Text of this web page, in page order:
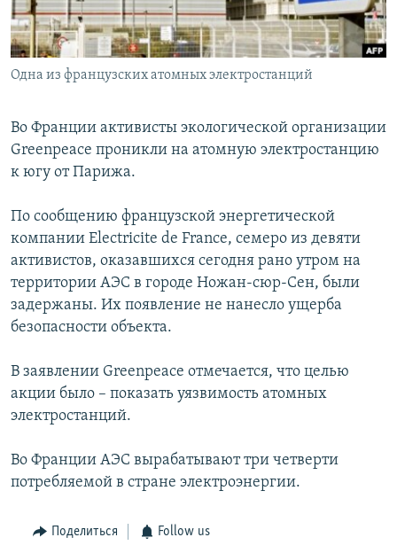
Հայերեն
English
Все сайты Радио Азатутюн
Одна из французских атомных электростанций
Во Франции активисты экологической организации
Greenpeace проникли на атомную электростанцию
к югу от Парижа.
По сообщению французской энергетической
компании Electricite de France, семеро из девяти
активистов, оказавшихся сегодня рано утром на
территории АЭС в городе Ножан-сюр-Сен, были
задержаны. Их появление не нанесло ущерба
безопасности объекта.
В заявлении Greenpeace отмечается, что целью
акции было – показать уязвимость атомных
электростанций.
Во Франции АЭС вырабатывают три четверти
потребляемой в стране электроэнергии.
Поделиться Follow us